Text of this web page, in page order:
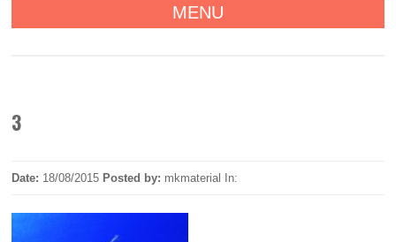
MENU
3
Date: 18/08/2015 Posted by: mkmaterial In: